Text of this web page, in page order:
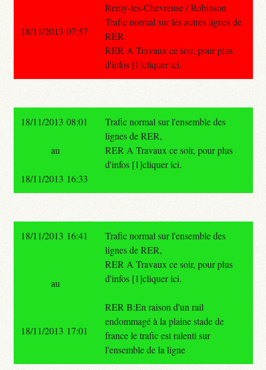
Remy-les-Chevreuse / Robinson.
Trafic normal sur les autres lignes de
RER.
RER A Travaux ce soir, pour plus
d'infos [1]cliquer ici.
18/11/2013 07:57
18/11/2013 08:01
Trafic normal sur l'ensemble des
lignes de RER,
RER A Travaux ce soir, pour plus
d'infos [1]cliquer ici.
au
18/11/2013 16:33
18/11/2013 16:41
Trafic normal sur l'ensemble des
lignes de RER,
RER A Travaux ce soir, pour plus
d'infos [1]cliquer ici.
RER B:En raison d'un rail
endommagé à la plaine stade de
france le trafic est ralenti sur
l'ensemble de la ligne
au
18/11/2013 17:01